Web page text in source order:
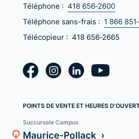
Téléphone : 418 656‑2600
Téléphone sans-frais : 1 866
Télécopieur : 418 656‑2665
POINTS DE VENTE ET HEURES
Succursale Campus
Maurice-Pollack ›